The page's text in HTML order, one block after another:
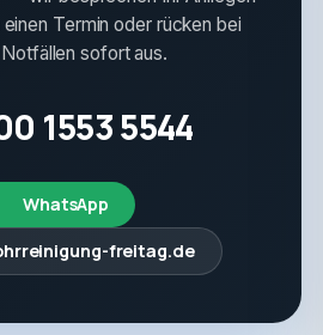
Termin oder rücken bei
sofort aus.
1553 5544
WhatsApp
freitag.de